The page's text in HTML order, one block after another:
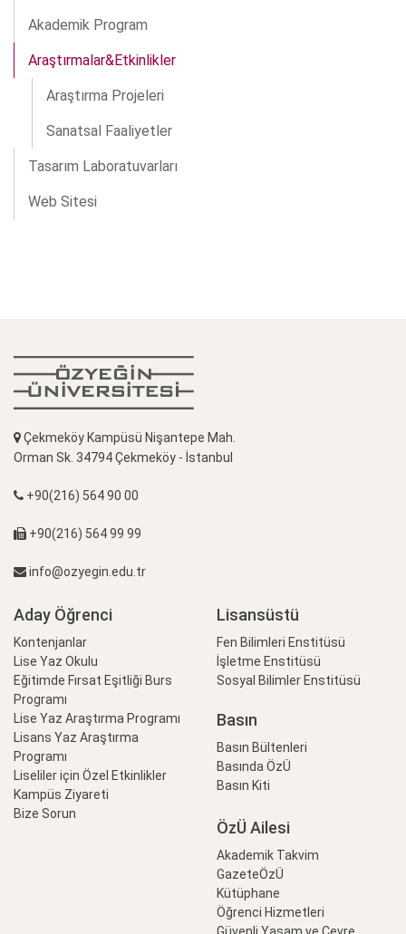
Akademik Program
Araştırmalar&Etkinlikler
Araştırma Projeleri
Sanatsal Faaliyetler
Tasarım Laboratuvarları
Web Sitesi
Çekmeköy Kampüsü Nişantepe Mah.
Orman Sk. 34794 Çekmeköy - İstanbul
+90(216) 564 90 00
+90(216) 564 99 99
info@ozyegin.edu.tr
Aday Öğrenci
Kontenjanlar
Lise Yaz Okulu
Eğitimde Fırsat Eşitliği Burs
Programı
Lise Yaz Araştırma Programı
Lisans Yaz Araştırma
Programı
Liseliler için Özel Etkinlikler
Kampüs Ziyareti
Bize Sorun
Lisansüstü
Fen Bilimleri Enstitüsü
İşletme Enstitüsü
Sosyal Bilimler Enstitüsü
Basın
Basın Bültenleri
Basında ÖzÜ
Basın Kiti
ÖzÜ Ailesi
Akademik Takvim
GazeteÖzÜ
Kütüphane
Öğrenci Hizmetleri
Güvenli Yaşam ve Çevre